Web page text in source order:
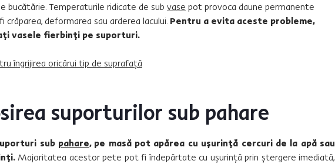
bucătărie. Temperaturile ridicate de sub vase pot provoca daune permanente
crăparea, deformarea sau arderea lacului. Pentru a evita aceste probleme,
vasele fierbinți pe suporturi.
îngrijirea oricărui tip de suprafață
suporturilor sub pahare
sub pahare, pe masă pot apărea cu ușurință cercuri de la apă sau
Majoritatea acestor pete pot fi îndepărtate cu ușurință prin ștergere imediată,